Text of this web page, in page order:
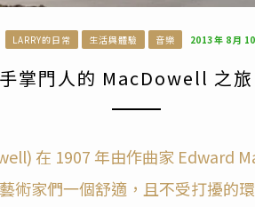
LARRY的日常 生活與體驗 音樂 2013 年 8 月
掌門人的 MacDowell 之
在 1907 年由作曲家 Edward
術家們一個舒適，且不受打擾的